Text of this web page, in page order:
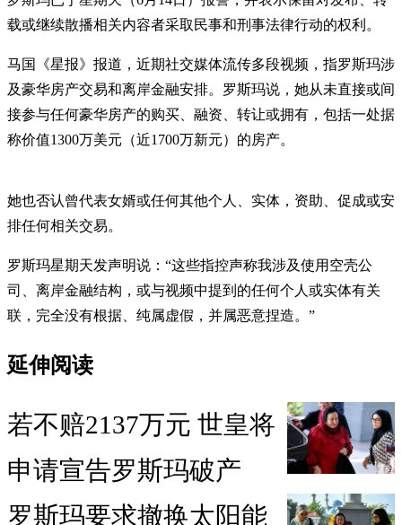
载或继续散播相关内容者采取民事和刑事法律行动的权利。
马国《星报》报道，近期社交媒体流传多段视频，指罗斯玛涉
及豪华房产交易和离岸金融安排。罗斯玛说，她从未直接或间
接参与任何豪华房产的购买、融资、转让或拥有，包括一处据
称价值1300万美元（近1700万新元）的房产。
她也否认曾代表女婿或任何其他个人、实体，资助、促成或安
排任何相关交易。
罗斯玛星期天发声明说：“这些指控声称我涉及使用空壳公
司、离岸金融结构，或与视频中提到的任何个人或实体有关
联，完全没有根据、纯属虚假，并属恶意捏造。”
延伸阅读
若不赔2137万元 世皇将
申请宣告罗斯玛破产
罗斯玛要求撤换太阳能